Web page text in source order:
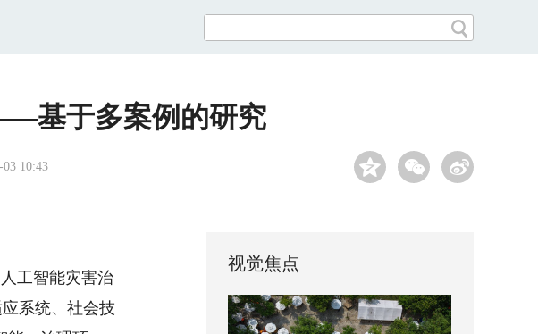
基于多案例的研究
03 10:43
工智能灾害治
系统、社会技
视觉焦点